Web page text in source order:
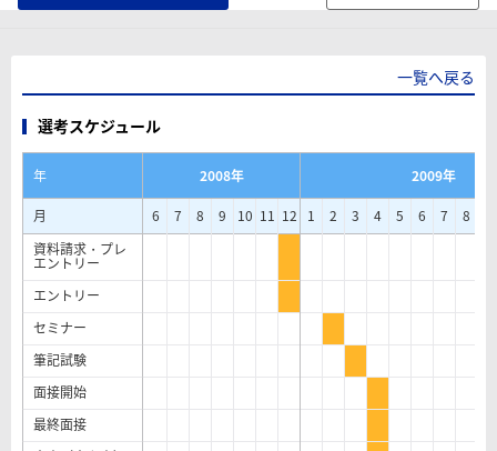
一覧へ戻る
選考スケジュール
年 2008年
2009年
月
6 7 8 9 10 11 12 1 2 3 4 5 6 7 8
資料請求・プレ
エントリー
エントリー
セミナー
筆記試験
面接開始
最終面接